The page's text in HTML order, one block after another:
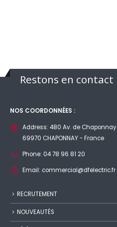
Restons en contact
NOS COORDONNÉES :
Address: 480 Av. de Chaponnay
69970 CHAPONNAY - France
Phone: 04 78 96 81 20
Email: commercial@dfelectric.fr
RECRUTEMENT
NOUVEAUTÉS